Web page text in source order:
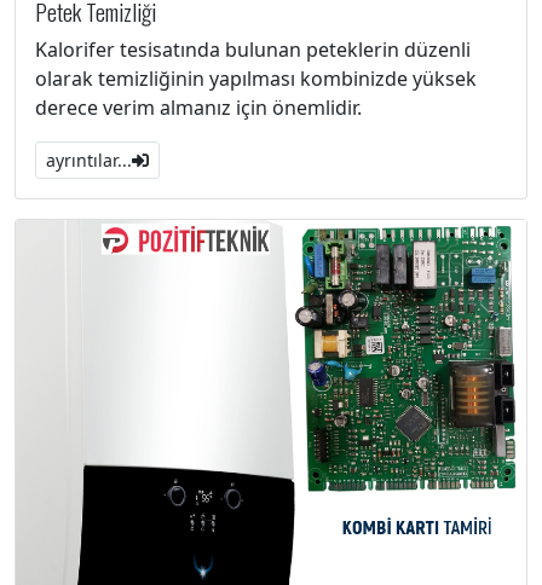
Petek Temizliği
Kalorifer tesisatında bulunan peteklerin düzenli
olarak temizliğinin yapılması kombinizde yüksek
derece verim almanız için önemlidir.
ayrıntılar...